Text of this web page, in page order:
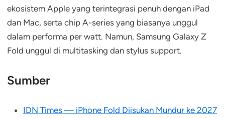
ekosistem Apple yang terintegrasi penuh dengan iPad
dan Mac, serta chip A-series yang biasanya unggul
dalam performa per watt. Namun, Samsung Galaxy Z
Fold unggul di multitasking dan stylus support.
Sumber
IDN Times — iPhone Fold Diisukan Mundur ke 2027